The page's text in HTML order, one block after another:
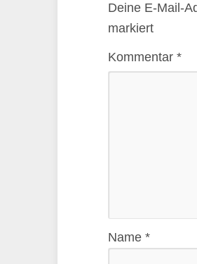
Deine E-Mail-
markiert
Kommentar *
Name *